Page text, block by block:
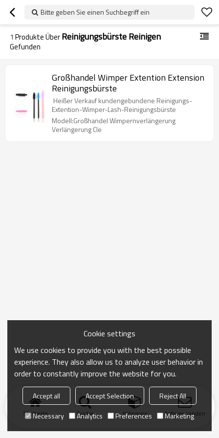
Bitte geben Sie einen Suchbegriff ein
1 Produkte ÜberReinigungsbürste Reinigen
Gefunden
Großhandel Wimper Extention Extension
Reinigungsbürste
Heißer Verkauf kundengebundene Reinigungs-
Extention-Wimper-Lash-Reinigungsbürste
Modell:Großhandel Wimpernverlängerung
Verlängerung Cle
Startseite Suche Kategorie Anfrage senden
Cookie settings
We use cookies to provide you with the best possible
experience. They also allow us to analyze user behavior in
order to constantly improve the website for you.
Accept all Accept Selection
Reject All
Necessary
Analytics Preferences Marketing